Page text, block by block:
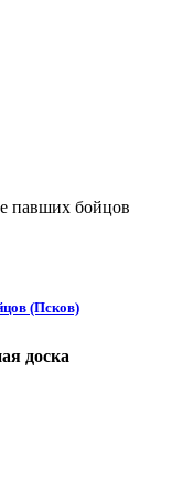
павших бойцов
(Псков)